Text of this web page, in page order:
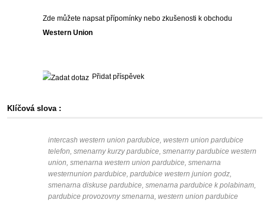
Zde můžete napsat přípomínky nebo zkušenosti k obchodu
Western Union
Přidat příspěvek
Klíčová slova :
intercash western union pardubice, western union pardubice
telefon, smenarny kurzy pardubice, smenarny pardubice western
union, smenarna western union pardubice, smenarna
westernunion pardubice, pardubice western junion godz,
smenarna diskuse pardubice, smenarna pardubice k polabinam,
pardubice provozovny smenarna, western union pardubice